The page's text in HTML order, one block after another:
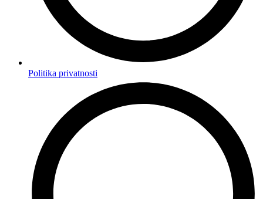
Politika privatnosti